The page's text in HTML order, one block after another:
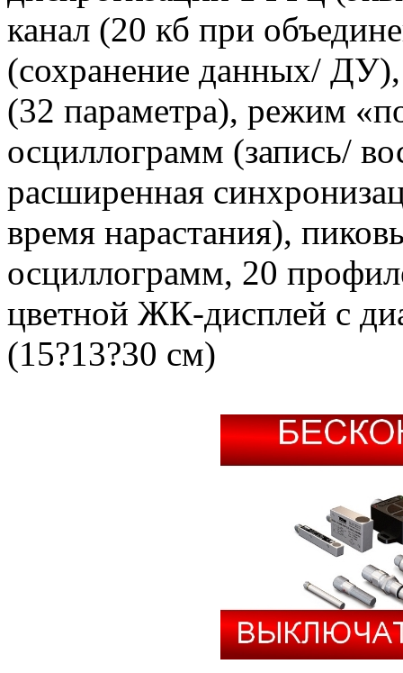
канал (20 кб при
(сохранение данных/
(32 параметра), режим
осциллограмм (запись/
расширенная
время нарастания),
осциллограмм, 20
цветной ЖК-дисплей с
(15?13?30 см)